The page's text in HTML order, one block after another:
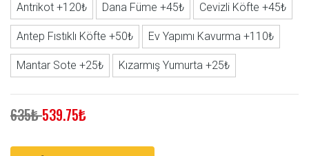
Antrikot +120₺ Dana Füme +45₺ Cevizli Köfte +45₺
Antep Fıstıklı Köfte +50₺ Ev Yapımı Kavurma +110₺
Mantar Sote +25₺ Kızarmış Yumurta +25₺
635₺539.75₺